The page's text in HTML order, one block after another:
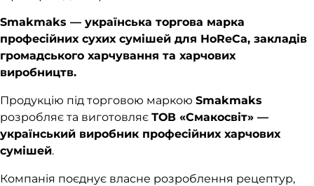
Smakmaks — українська торгова марка
професійних сухих сумішей для HoReCa, закладів
громадського харчування та харчових
виробництв.
Продукцію під торговою маркою Smakmaks
розробляє та виготовляє ТОВ «Смакосвіт» —
український виробник професійних харчових
сумішей.
Компанія поєднує власне розроблення рецептур,